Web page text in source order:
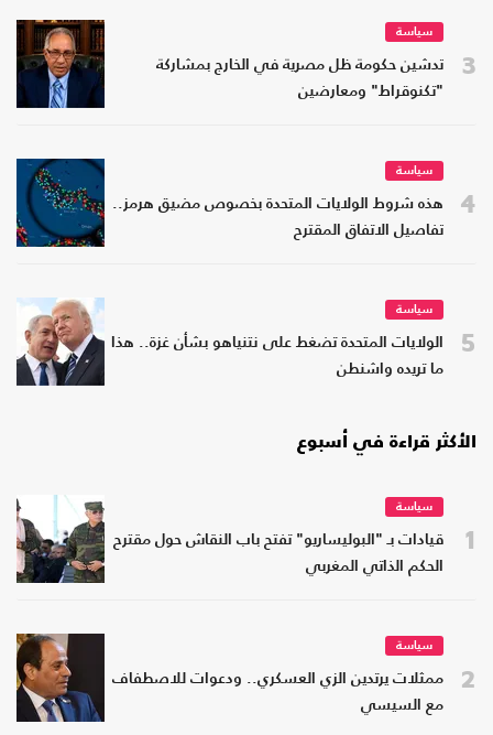
3
سياسة
تدشين حكومة ظل مصرية في الخارج بمشاركة
"تكنوقراط" ومعارضين
4
سياسة
هذه شروط الولايات المتحدة بخصوص مضيق هرمز..
تفاصيل الاتفاق المقترح
5
سياسة
الولايات المتحدة تضغط على نتنياهو بشأن غزة.. هذا
ما تريده واشنطن
الأكثر قراءة في أسبوع
1
سياسة
قيادات بـ "البوليساريو" تفتح باب النقاش حول مقترح
الحكم الذاتي المغربي
2
سياسة
ممثلات يرتدين الزي العسكري.. ودعوات للاصطفاف
مع السيسي